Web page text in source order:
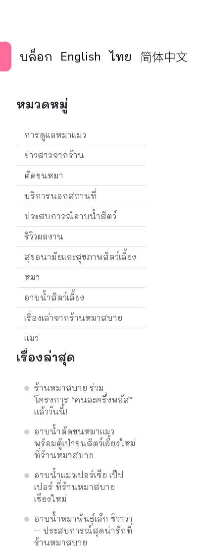
บล็อก English ไทย 简体中文
หมวดหมู่
การดูแลหมาแมว
ข่าวสารจากร้าน
ตัดขนหมา
บริการนอกสถานที่
ประสบการณ์อาบน้ำสัตว์
รีวิวผลงาน
สุขอนามัยและสุขภาพสัตว์เลี้ยง
หมา
อาบน้ำสัตว์เลี้ยง
เรื่องเล่าจากร้านหมาสบาย
แมว
เรื่องล่าสุด
ร้านหมาสบาย ร่วม
โครงการ “คนละครึ่งพลัส”
แล้ววันนี้!
อาบน้ำตัดขนหมาแมว
พร้อมตู้เป่าขนสัตว์เลี้ยงใหม่
ที่ร้านหมาสบาย
อาบน้ำแมวเปอร์เซีย เป๊ป
เปอร์ ที่ร้านหมาสบาย
เชียงใหม่
อาบน้ำหมาพันธุ์เล็ก ชิวาว่า
– ประสบการณ์สุดน่ารักที่
ร้านหมาสบาย